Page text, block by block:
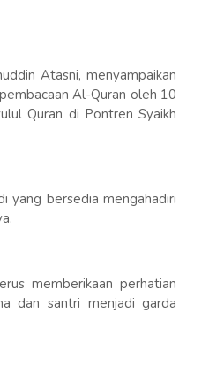
Atasni, menyampaikan
Al-Quran oleh 10
Quran di Pontren Syaikh
yang bersedia mengahadiri
memberikaan perhatian
dan santri menjadi garda